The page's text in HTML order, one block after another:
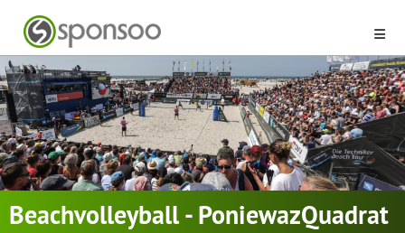
Beachvolleyball - PoniewazQuadrat